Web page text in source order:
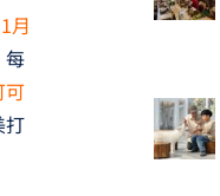
月
每
可
打